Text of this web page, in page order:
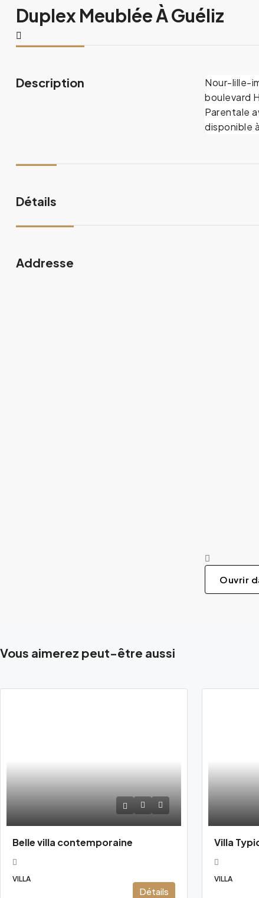
Duplex Meublée À Guéliz
Description
Nour-lille-
boulevard
Parentale
disponible
Détails
Addresse
Ouvrir
Vous aimerez peut-être aussi
Belle villa contemporaine
VILLA
Détails
Villa
VILLA